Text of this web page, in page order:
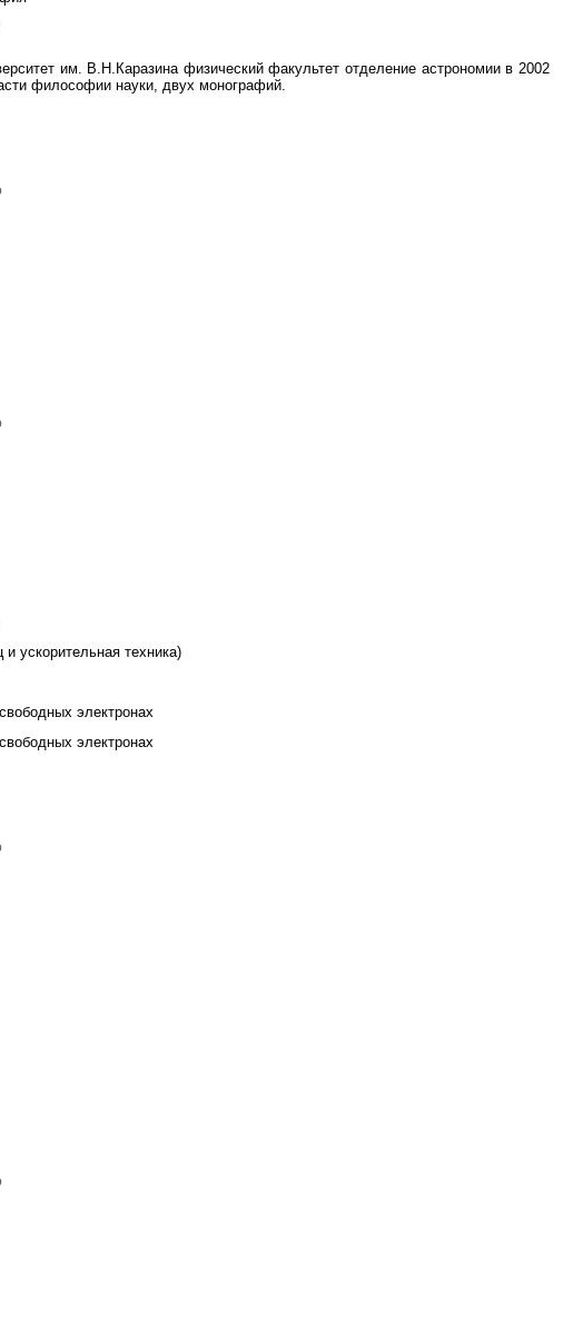
им. В.Н.Каразина физический факультет отделение астрономии в 2002
философии науки, двух монографий.
ускорительная техника)
электронах
электронах